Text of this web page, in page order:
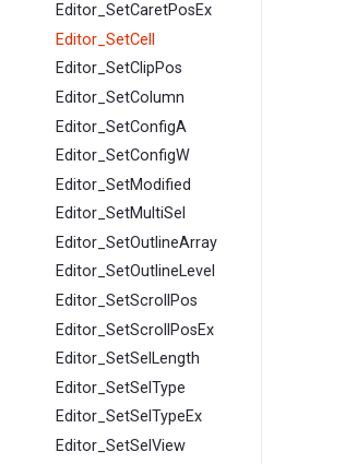
Editor_SetCaretPosEx
Editor_SetCell
Editor_SetClipPos
Editor_SetColumn
Editor_SetConfigA
Editor_SetConfigW
Editor_SetModified
Editor_SetMultiSel
Editor_SetOutlineArray
Editor_SetOutlineLevel
Editor_SetScrollPos
Editor_SetScrollPosEx
Editor_SetSelLength
Editor_SetSelType
Editor_SetSelTypeEx
Editor_SetSelView